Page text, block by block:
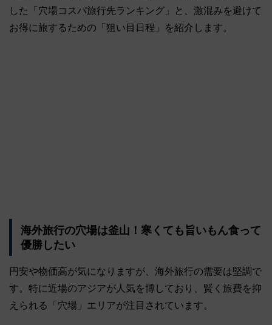
した「穴場コスパ旅行先ランキング」と、激混みを避けて
お得に旅するための「狙い目日程」を紹介します。
海外旅行の穴場は釜山！寒くても旨いもん食って
優勝したい
円安や物価高が気になりますが、海外旅行の需要は堅調で
す。特に近場のアジアが人気を博しており、賢く旅費を抑
えられる「穴場」エリアが注目されています。